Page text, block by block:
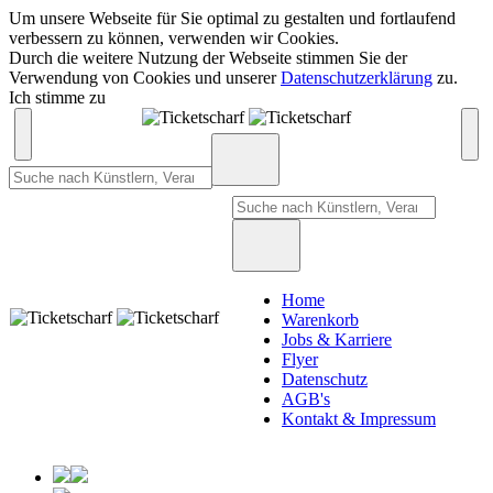
Um unsere Webseite für Sie optimal zu gestalten und fortlaufend
verbessern zu können, verwenden wir Cookies.
Durch die weitere Nutzung der Webseite stimmen Sie der
Verwendung von Cookies und unsererDatenschutzerklärung zu.
Ich stimme zu
Home
Warenkorb
Jobs & Karriere
Flyer
Datenschutz
AGB's
Kontakt & Impressum